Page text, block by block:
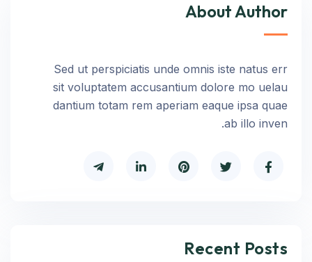
About Author
Sed ut perspiciatis unde omnis iste natus err
sit voluptatem accusantium dolore mo uelau
dantium totam rem aperiam eaque ipsa quae
ab illo inven.
Recent Posts